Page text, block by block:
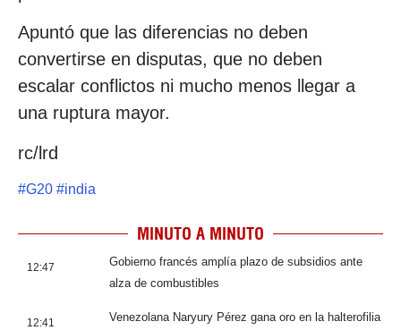
Apuntó que las diferencias no deben
convertirse en disputas, que no deben
escalar conflictos ni mucho menos llegar a
una ruptura mayor.
rc/lrd
#G20 #india
MINUTO A MINUTO
12:47
Gobierno francés amplía plazo de subsidios ante
alza de combustibles
12:41
Venezolana Naryury Pérez gana oro en la halterofilia